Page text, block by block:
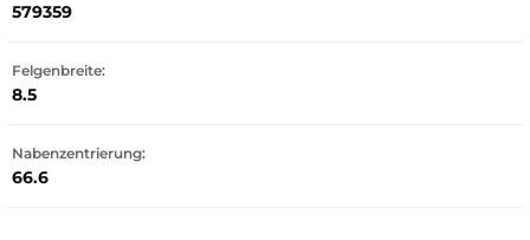
579359
Felgenbreite:
8.5
Nabenzentrierung:
66.6